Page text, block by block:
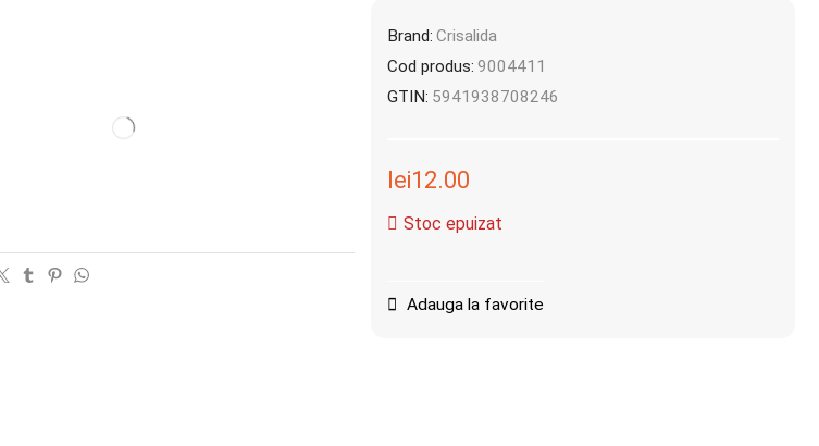
Brand: Crisalida
Cod produs: 9004411
GTIN: 5941938708246
lei12.00
Stoc epuizat
Adauga la favorite